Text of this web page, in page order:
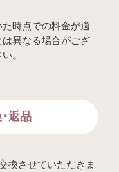
時点での料金が適
異なる場合がござ
。
返品
換させていただきま